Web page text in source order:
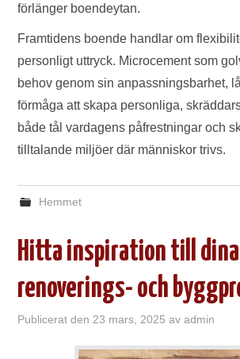
förlänger boendeytan.
Framtidens boende handlar om
personligt uttryck. Microcement som
behov genom sin anpassningsbarhet,
förmåga att skapa personliga,
både tål vardagens påfrestningar och
tilltalande miljöer där människor trivs.
Hemmet
Hitta inspiration till dina
renoverings- och
Publicerat den 23 mars, 2025 avadmin